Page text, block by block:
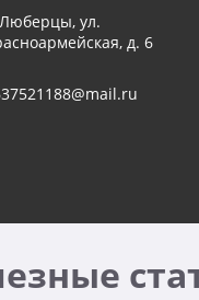
ул.
д. 6